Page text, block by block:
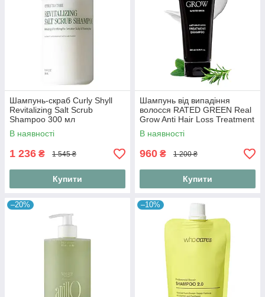
Шампунь-скраб Curly Shyll
Revitalizing Salt Scrub
Shampoo 300 мл
В наявності
1 236 ₴ 1 545 ₴
Купити
Шампунь від випадіння
волосся RATED GREEN Real
Grow Anti Hair Loss Treatment
Shampoo 200 мл
В наявності
960 ₴ 1 200 ₴
Купити
–20% –10%